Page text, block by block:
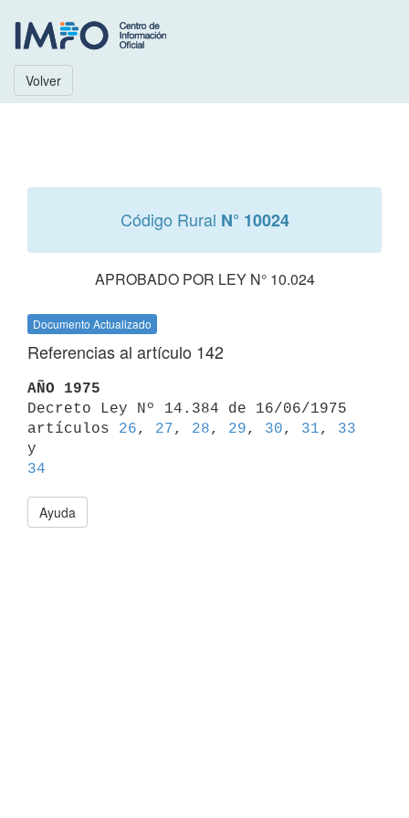
Volver
Código Rural N° 10024
APROBADO POR LEY N° 10.024
Documento Actualizado
Referencias al artículo 142
AÑO 1975
Decreto Ley Nº 14.384 de 16/06/1975
artículos 26, 27, 28, 29, 30, 31, 33
34
Ayuda